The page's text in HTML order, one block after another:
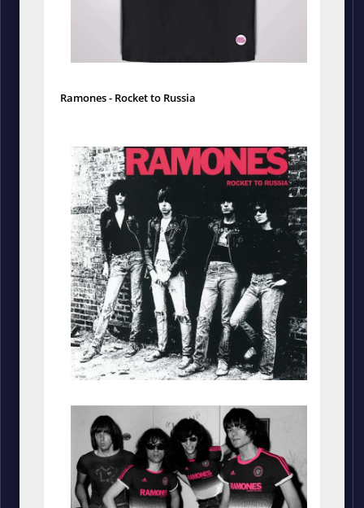
Ramones - Rocket to Russia